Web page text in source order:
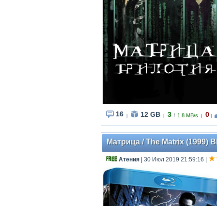
16 12 GB 3 ↑ 1.8 MB/s 0
Матрица / The Matrix (1999)
Атения | 30 Июл 2019 21:59:16